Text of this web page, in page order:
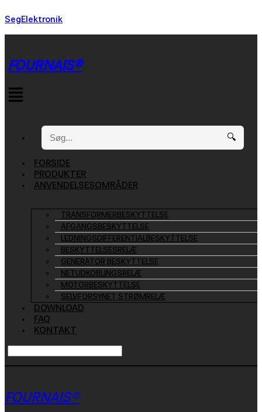
SegElektronik
FOURNAIS®
Menu
🔍
FORSIDE
PRODUKTER
ANVENDELSESOMRÅDER
TRANSFORMERBESKYTTELSE
AFGANGSBESKYTTELSE
LEDNINGSDIFFERENTIALBESKYTTELSE
BESKYTTELSESRELÆ
GENERATOR BESKYTTELSE
NETUDKOBLINGSRELÆ
MOTORBESKYTTELSE
SELVFORSYNET STRØMRELÆ
DOWNLOAD
FAQ
KONTAKT
FOURNAIS®